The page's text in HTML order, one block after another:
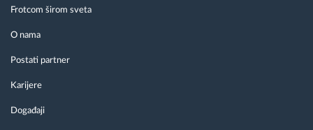
Frotcom širom sveta
O nama
Postati partner
Karijere
Događaji